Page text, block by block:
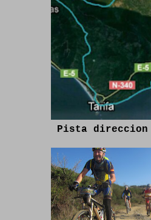
Pista direccion